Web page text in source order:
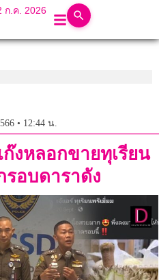
ก.ค. 2026
• 12:44 น.
งหลอกขายทุเรียน
อบดาราดัง